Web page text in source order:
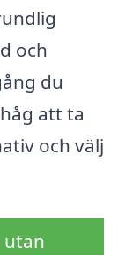
och
du
att ta
och välj
utan